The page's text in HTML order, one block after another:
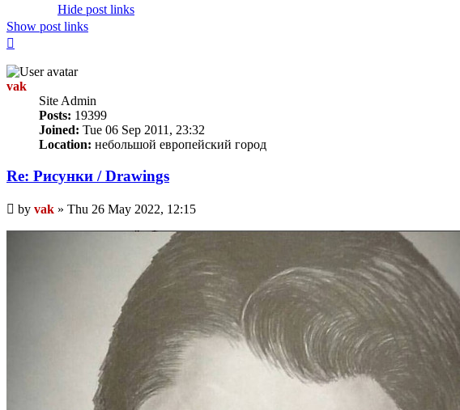
Hide post links
Show post links
vak
Site Admin
Posts: 19399
Joined: Tue 06 Sep 2011, 23:32
Location: небольшой европейский город
Re: Рисунки / Drawings
Unread
post
by vak » Thu 26 May 2022, 12:15